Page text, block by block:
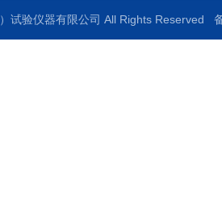
试验仪器有限公司 All Rights Reserved